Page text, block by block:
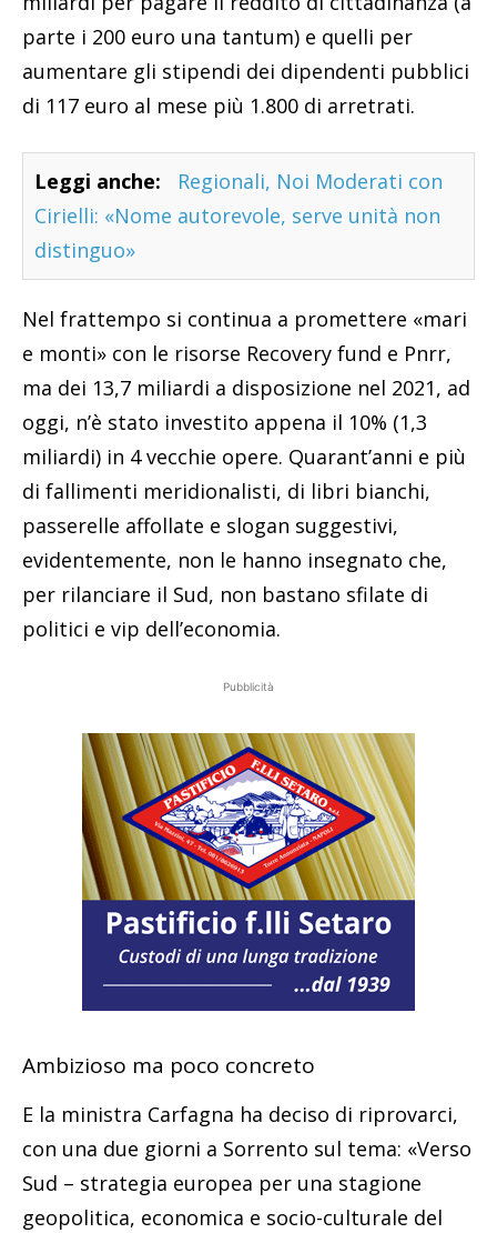
parte i 200 euro una tantum) e quelli per
aumentare gli stipendi dei dipendenti pubblici
di 117 euro al mese più 1.800 di arretrati.
Leggi anche:
Regionali, Noi Moderati con
Cirielli: «Nome autorevole, serve unità non
distinguo»
Nel frattempo si continua a promettere «mari
e monti» con le risorse Recovery fund e Pnrr,
ma dei 13,7 miliardi a disposizione nel 2021, ad
oggi, n’è stato investito appena il 10% (1,3
miliardi) in 4 vecchie opere. Quarant’anni e più
di fallimenti meridionalisti, di libri bianchi,
passerelle affollate e slogan suggestivi,
evidentemente, non le hanno insegnato che,
per rilanciare il Sud, non bastano sfilate di
politici e vip dell’economia.
Pubblicità
Ambizioso ma poco concreto
E la ministra Carfagna ha deciso di riprovarci,
con una due giorni a Sorrento sul tema: «Verso
Sud – strategia europea per una stagione
geopolitica, economica e socio-culturale del